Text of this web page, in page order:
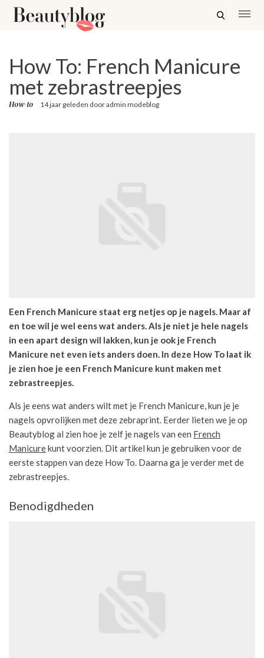
How To: French Manicure
met zebrastreepjes
How-to 14 jaar geleden dooradmin modeblog
Een French Manicure staat erg netjes op je nagels. Maar af
en toe wil je wel eens wat anders. Als je niet je hele nagels
in een apart design wil lakken, kun je ook je French
Manicure net even iets anders doen. In deze How To laat ik
je zien hoe je een French Manicure kunt maken met
zebrastreepjes.
Als je eens wat anders wilt met je French Manicure, kun je je
nagels opvrolijken met deze zebraprint. Eerder lieten we je op
Beautyblog al zien hoe je zelf je nagels van een French
Manicurekunt voorzien. Dit artikel kun je gebruiken voor de
eerste stappen van deze How To. Daarna ga je verder met de
zebrastreepjes.
Benodigdheden